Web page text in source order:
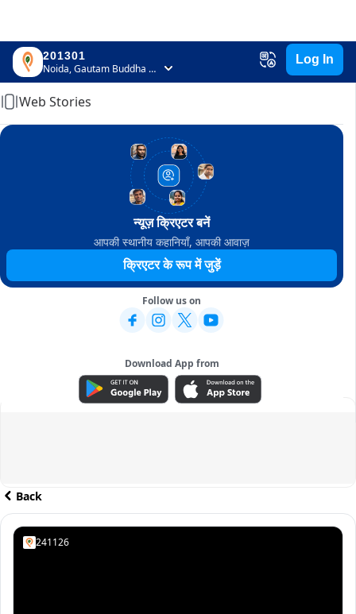
201301
Noida, Gautam Buddha Nagar, Uttar Pradesh
Log In
Home
Web Stories
न्यूज़ क्रिएटर बनें
आपकी स्थानीय कहानियाँ, आपकी आवाज़
क्रिएटर के रूप में जुड़ें
Follow us on
Download App from
ADVERTISEMENT
Back
241126